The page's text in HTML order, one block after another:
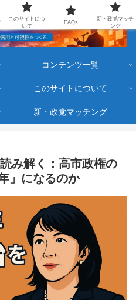
コンテンツ一覧
このサイトについて
新・政党マッチング
み解く：高市政権の
」になるのか
このサイトにつ
いて
FAQs
新・政党マッチ
ング